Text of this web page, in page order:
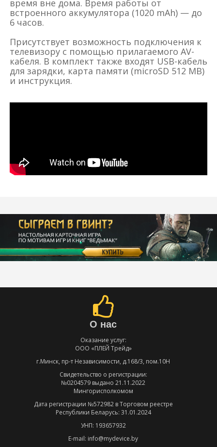
время вне дома. Время работы от
встроенного аккумулятора (1020 mAh) — до
6 часов.
Присутствует возможность подключения к
телевизору с помощью прилагаемого AV-
кабеля. В комплект также входят USB-кабель
для зарядки, карта памяти (microSD 512 MB)
и инструкция.
О нас
Оказание услуг:
ООО «ПЛЕЙ Трейд»
г.Минск, пр-т Независимости, д.168/3, пом.10Н
Свидетельство о регистрации:
№0204579 выдано 21.11.2022
Мингорисполкомом
Дата регистрации №572982 в Торговом реестре
Республики Беларусь: 31.01.2024
УНП: 193657932
E-mail: info@mydevice.by